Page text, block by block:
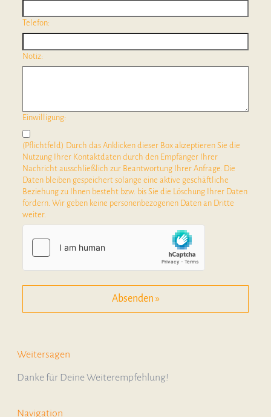
Telefon:
Notiz:
Einwilligung:
(Pflichtfeld) Durch das Anklicken dieser Box akzeptieren Sie die
Nutzung Ihrer Kontaktdaten durch den Empfänger Ihrer
Nachricht ausschließlich zur Beantwortung Ihrer Anfrage. Die
Daten bleiben gespeichert solange eine aktive geschäftliche
Beziehung zu Ihnen besteht bzw. bis Sie die Löschung Ihrer Daten
fordern. Wir geben keine personenbezogenen Daten an Dritte
weiter.
Weitersagen
Danke für Deine Weiterempfehlung!
Navigation